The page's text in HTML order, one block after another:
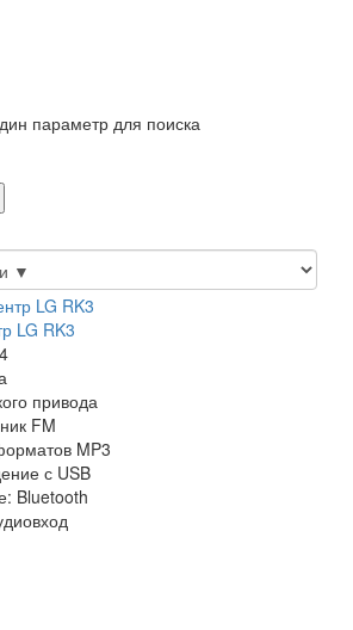
параметр для поиска
LG RK3
привода
FM
MP3
с USB
Bluetooth